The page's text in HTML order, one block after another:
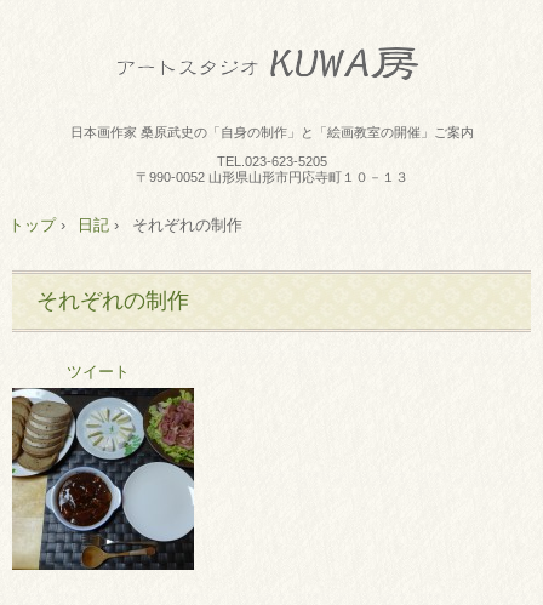
日本画作家 桑原武史の「自身の制作」と「絵画教室の開催」ご案内
TEL. 023-623-5205
〒990-0052 山形県山形市円応寺町１０－１３
トップ› 日記 › それぞれの制作
それぞれの制作
ツイート